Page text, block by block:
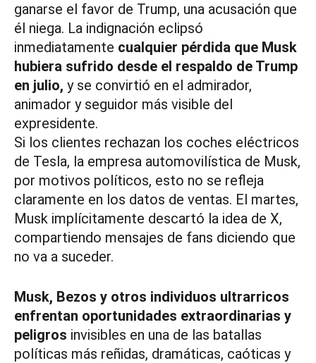
ganarse el favor de Trump, una acusación que
él niega. La indignación eclipsó
inmediatamente cualquier pérdida que Musk
hubiera sufrido desde el respaldo de Trump
en julio, y se convirtió en el admirador,
animador y seguidor más visible del
expresidente.
Si los clientes rechazan los coches eléctricos
de Tesla, la empresa automovilística de Musk,
por motivos políticos, esto no se refleja
claramente en los datos de ventas. El martes,
Musk implícitamente descartó la idea de X,
compartiendo mensajes de fans diciendo que
no va a suceder.
Musk, Bezos y otros individuos ultrarricos
enfrentan oportunidades extraordinarias y
peligros invisibles en una de las batallas
políticas más reñidas, dramáticas, caóticas y